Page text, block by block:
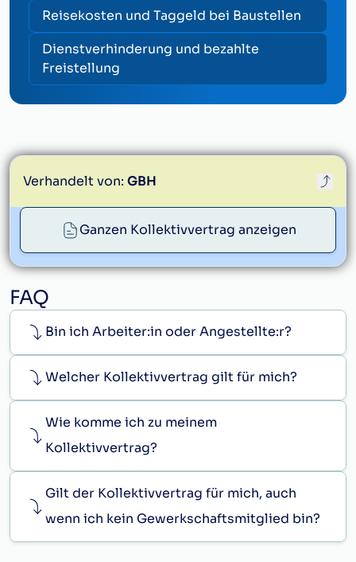
Reisekosten und Taggeld bei Baustellen
Dienstverhinderung und bezahlte
Freistellung
Ganzen Kollektivvertrag anzeigen
Verhandelt von: GBH
service@gbh.at
FAQ
Bin ich Arbeiter:in oder Angestellte:r?
Welcher Kollektivvertrag gilt für mich?
Wie komme ich zu meinem
Kollektivvertrag?
Gilt der Kollektivvertrag für mich, auch
wenn ich kein Gewerkschaftsmitglied bin?